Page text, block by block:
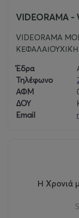
VIDEORAMA -
VIDEORAMA
ΚΕΦΑΛΑΙΟΥΧΙΚΗ
Έδρα
Τηλέφωνο
ΑΦΜ
ΔΟΥ
Email
Η Χρονιά